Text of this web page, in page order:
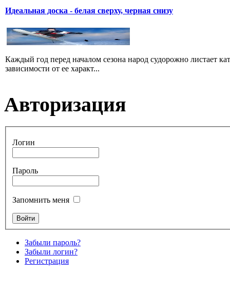
Идеальная доска - белая сверху, черная снизу
Каждый год перед началом сезона народ судорожно листает
зависимости от ее характ...
Авторизация
Логин
Пароль
Запомнить меня
Забыли пароль?
Забыли логин?
Регистрация